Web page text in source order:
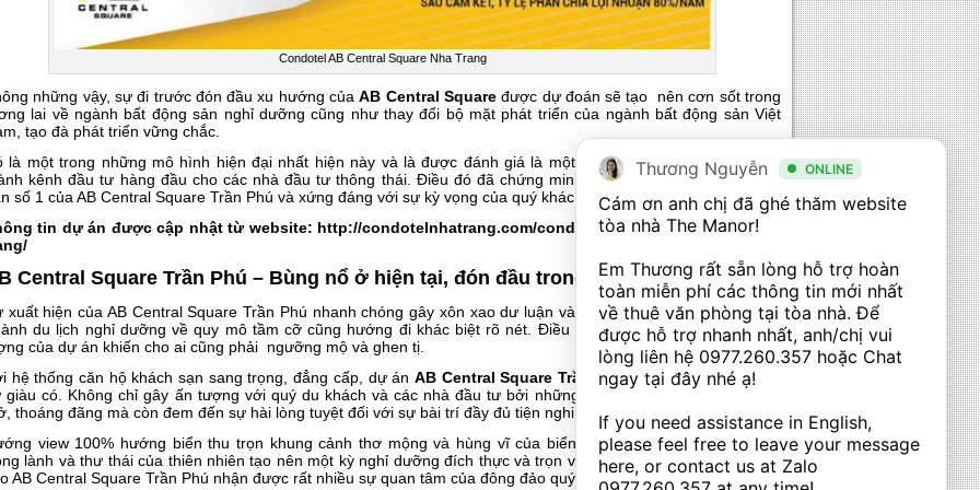
Condotel AB Central Square Nha Trang
những vậy, sự đi trước đón đầu xu hướng củaAB Central Squaređược dự đoán sẽ tạo nên cơn sốt trong
lai về ngành bất động sản nghỉ dưỡng cũng như thay đổi bộ mặt phát triển của ngành bất động sản Việt
tạo đà phát triển vững chắc.
là một trong những mô hình hiện đại nhất hiện này và là được đánh giá là một hướng đi thông minh khi trở
kênh đầu tư hàng đầu cho các nhà đầu tư thông thái. Điều đó đã chứng minh một cách xuất sắc sức hấp
số 1 của AB Central Square Trần Phú và xứng đáng với sự kỳ vọng của quý khách hàng.
tin dự án được cập nhật từ website: http://condotelnhatrang.com/condotel-ab-central-square-nha-
Central Square Trần Phú – Bùng nổ ở hiện tại, đón đầu trong tương lai
xuất hiện của AB Central Square Trần Phú nhanh chóng gây xôn xao dư luận và giới bất động sản đặc biệt là
du lịch nghỉ dưỡng về quy mô tầm cỡ cũng hướng đi khác biệt rõ nét. Điều đó được khẳng định bởi chất
của dự án khiến cho ai cũng phải ngưỡng mộ và ghen tị.
hệ thống căn hộ khách sạn sang trọng, đẳng cấp, dự án AB Central Square Trần Phúvươn tới tầm cao của
giàu có. Không chỉ gây ấn tượng với quý du khách và các nhà đầu tư bởi những thiết kế hiện tại, không gian
thoáng đãng mà còn đem đến sự hài lòng tuyệt đối với sự bài trí đầy đủ tiện nghi trong gian phòng của mình.
view 100% hướng biển thu trọn khung cảnh thơ mộng và hùng vĩ của biển khơi vào trong tầm mắt. Sự
lành và thư thái của thiên nhiên tạo nên một kỳ nghỉ dưỡng đích thực và trọn vẹn. Cũng chính điều đó khiến
AB Central Square Trần Phú nhận được rất nhiều sự quan tâm của đông đảo quý khách hàng.
Thương Nguyễn ONLINE
Cám ơn anh chị đã ghé thăm website
tòa nhà The Manor!
Em Thương rất sẵn lòng hỗ trợ hoàn
toàn miễn phí các thông tin mới nhất
về thuê văn phòng tại tòa nhà. Để
được hỗ trợ nhanh nhất, anh/chị vui
lòng liên hệ 0977.260.357 hoặc Chat
ngay tại đây nhé ạ!
If you need assistance in English,
please feel free to leave your message